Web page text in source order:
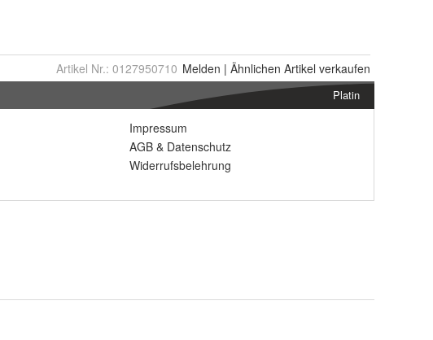
Artikel Nr.: 0127950710 Melden | Ähnlichen Artikel verkaufen
Platin
Impressum
AGB & Datenschutz
Widerrufsbelehrung